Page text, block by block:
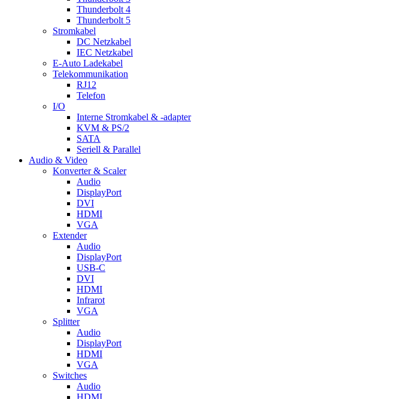
Thunderbolt 4
Thunderbolt 5
Stromkabel
DC Netzkabel
IEC Netzkabel
E-Auto Ladekabel
Telekommunikation
RJ12
Telefon
I/O
Interne Stromkabel & -adapter
KVM & PS/2
SATA
Seriell & Parallel
Audio & Video
Konverter & Scaler
Audio
DisplayPort
DVI
HDMI
VGA
Extender
Audio
DisplayPort
USB-C
DVI
HDMI
Infrarot
VGA
Splitter
Audio
DisplayPort
HDMI
VGA
Switches
Audio
HDMI